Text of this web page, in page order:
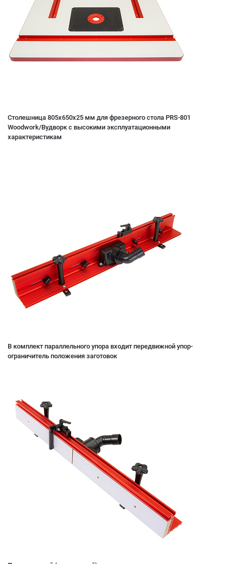
Столешница 805х650х25 мм для фрезерного стола PRS-801
Woodwork/Вудворк с высокими эксплуатационными
характеристикам
В комплект параллельного упора входит передвижной упор-
ограничитель положения заготовок